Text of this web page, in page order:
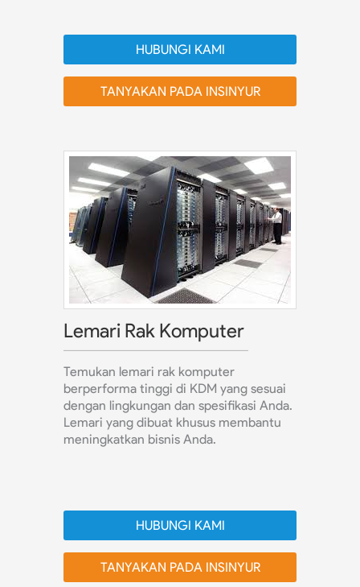
HUBUNGI KAMI
TANYAKAN PADA INSINYUR
Lemari Rak Komputer
Temukan lemari rak komputer
berperforma tinggi di KDM yang sesuai
dengan lingkungan dan spesifikasi Anda.
Lemari yang dibuat khusus membantu
meningkatkan bisnis Anda.
HUBUNGI KAMI
TANYAKAN PADA INSINYUR